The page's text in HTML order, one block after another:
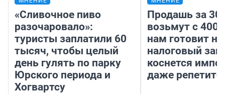
«Сливочное пиво
разочаровало»:
туристы заплатили 60
тысяч, чтобы целый
день гулять по парку
Юрского периода и
Хогвартсу
Продашь за
возьмут с
нам готовит
налоговый
коснется
даже